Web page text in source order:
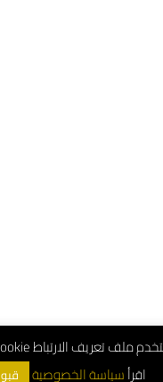
اقرأسياسة الخصوصية